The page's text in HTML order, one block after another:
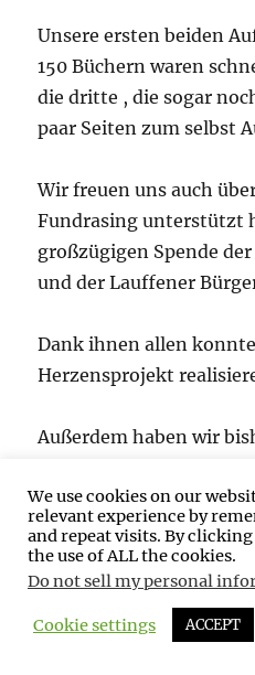
Unsere ersten beiden
150 Büchern waren
die dritte , die sogar
paar Seiten zum selbst
Wir freuen uns auch
Fundrasing unterstützt
großzügigen Spende
und der Lauffener
Dank ihnen allen
Herzensprojekt
Außerdem haben wir
in sowie rund um
Jetzt hoffen wir die
ebenso viel Nachfrage,
Vorleistung für die
We use cookies on our
relevant experience by
and repeat visits. By
the use of ALL the cookies.
Do not sell my personal
Cookie settings ACCEPT